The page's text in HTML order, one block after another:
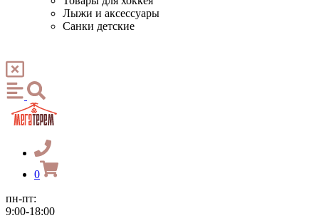
Лыжи и аксессуары
Санки детские
0
пн-пт:
9:00-18:00